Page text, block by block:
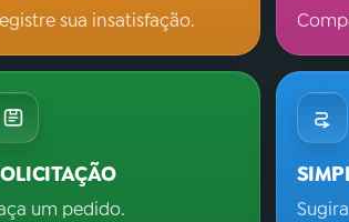
sua insatisfação.
um pedido.